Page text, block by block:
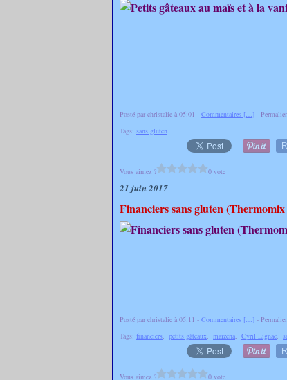
Posté par christalie à 05:01 - Commentaires […] -
Tags: sans gluten
Vous aimez ? 0 vote
21 juin 2017
Financiers sans gluten
Posté par christalie à 05:11 - Commentaires […] -
Tags: financiers, petits gâteaux, maïzena, Cyril Lignac,
Vous aimez ? 0 vote